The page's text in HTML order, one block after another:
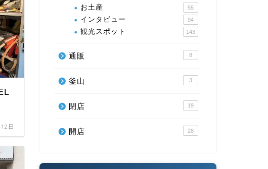
日
お土産 55
インタビュー 94
観光スポット 143
通販 8
釜山 3
閉店 19
開店 28